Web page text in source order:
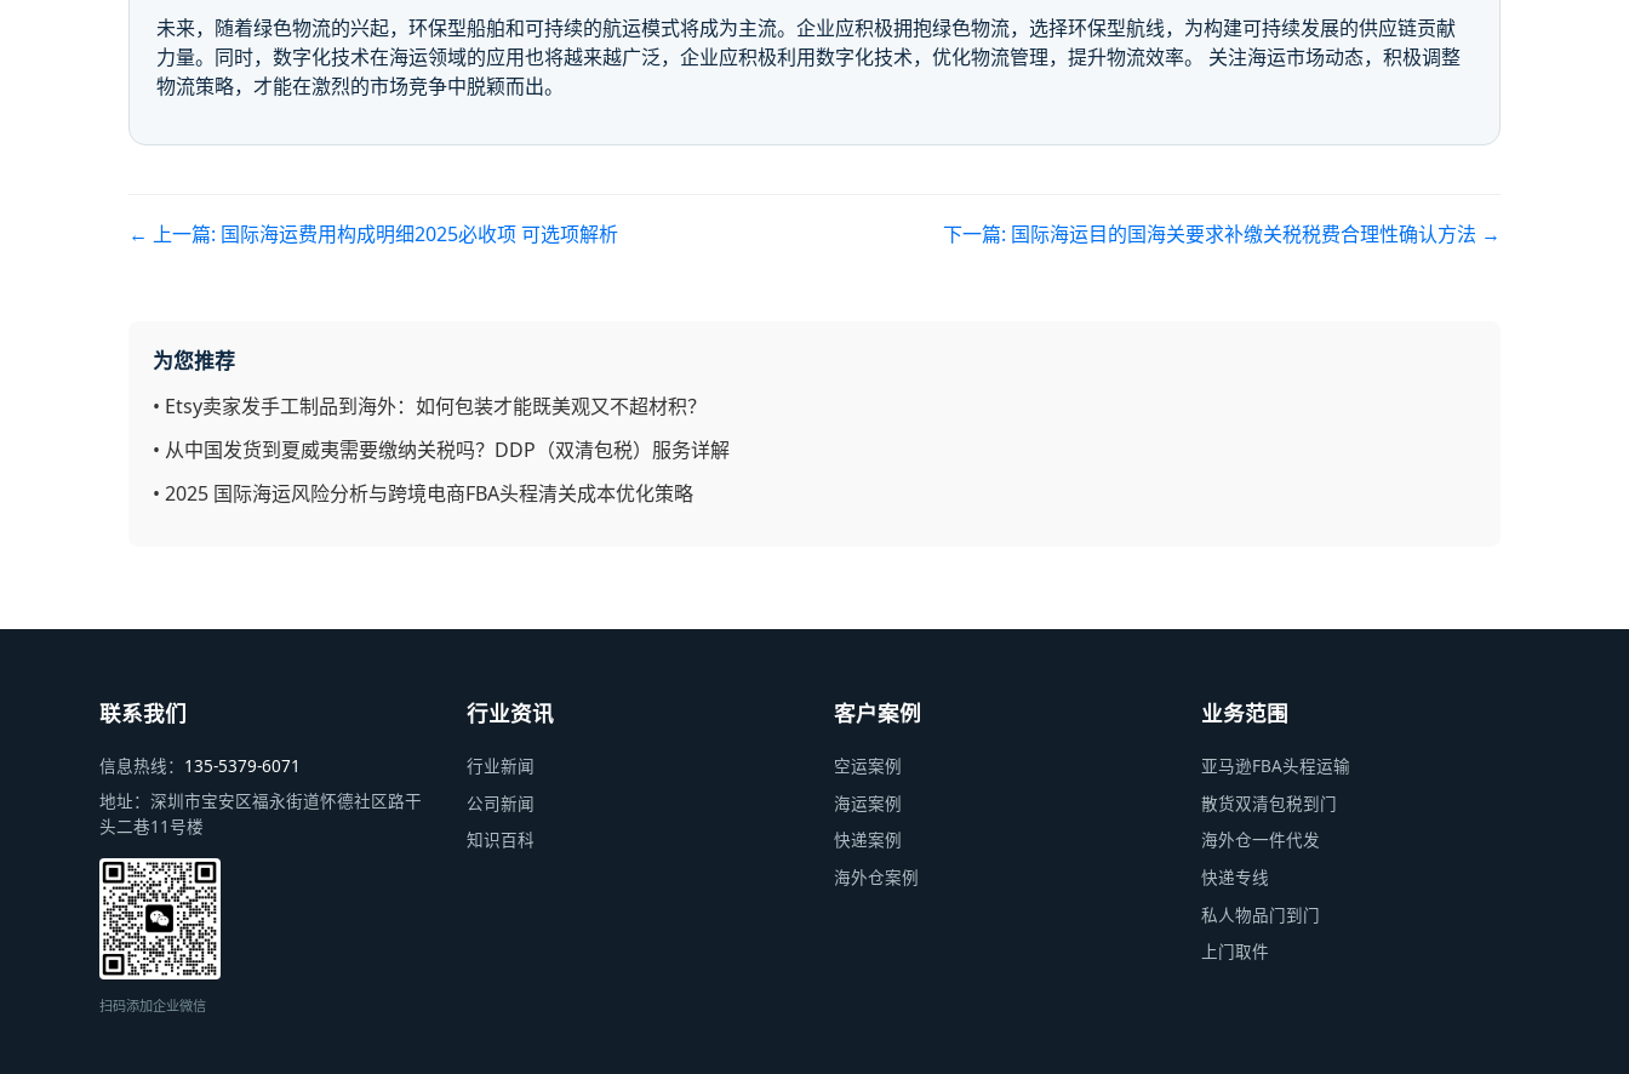
未来，随着绿色物流的兴起，环保型船舶和可持续的航运模式将成为主流。企业应积极拥抱绿色物流，选择环保型航线，为构建可持续发展的供应链贡献
力量。同时，数字化技术在海运领域的应用也将越来越广泛，企业应积极利用数字化技术，优化物流管理，提升物流效率。 关注海运市场动态，积极调整
物流策略，才能在激烈的市场竞争中脱颖而出。
← 上一篇: 国际海运费用构成明细2025必收项 可选项解析 下一篇: 国际海运目的国海关要求补缴关税税费合理性确认方法 →
为您推荐
• Etsy卖家发手工制品到海外：如何包装才能既美观又不超材积？
• 从中国发货到夏威夷需要缴纳关税吗？DDP（双清包税）服务详解
• 2025 国际海运风险分析与跨境电商FBA头程清关成本优化策略
联系我们
信息热线： 135-5379-6071
地址： 深圳市宝安区福永街道怀德社区路干
头二巷11号楼
扫码添加企业微信
行业资讯
行业新闻
公司新闻
知识百科
客户案例
空运案例
海运案例
快递案例
海外仓案例
业务范围
亚马逊FBA头程运输
散货双清包税到门
海外仓一件代发
快递专线
私人物品门到门
上门取件